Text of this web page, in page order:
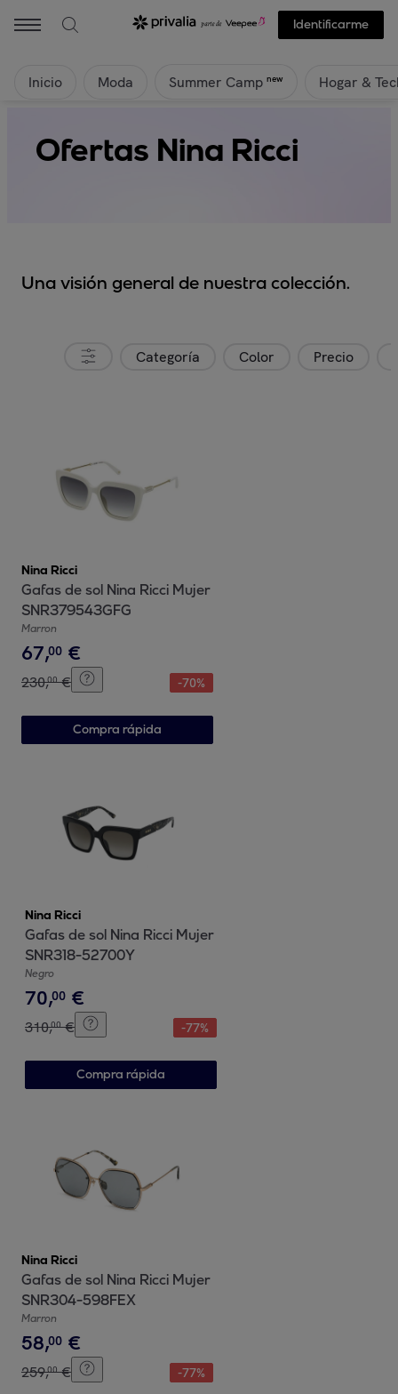
Identificarme
Inicio Moda Summer Camp new Hogar &
Ofertas Nina Ricci
Una visión general de nuestra colección.
Categoría Color Precio
Nina Ricci
Gafas de sol Nina Ricci Mujer
SNR379543GFG
Marron
67,00 €
230,00 € -70%
Compra rápida
Nina Ricci
Gafas de sol Nina Ricci Mujer
SNR318-52700Y
Negro
70,00 €
310,00 € -77%
Compra rápida
Nina Ricci
Gafas de sol Nina Ricci Mujer
SNR304-598FEX
Marron
58,00 €
259,00 € -77%